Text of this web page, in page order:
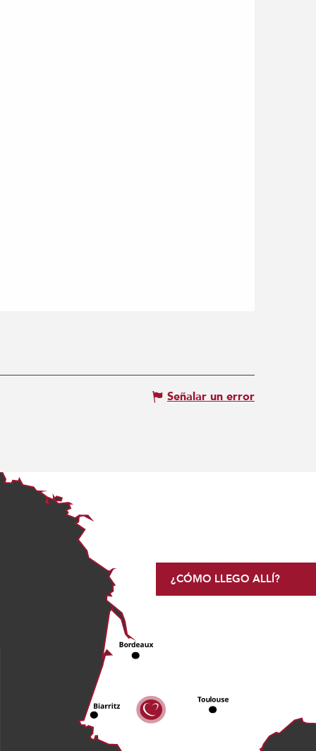
Señalar un error
¿CÓMO LLEGO ALLÍ?